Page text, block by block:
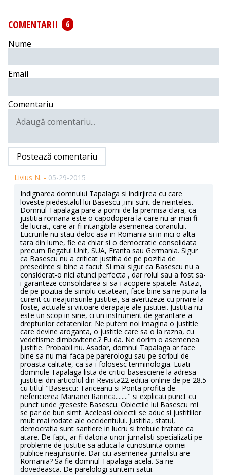
COMENTARII
6
Nume
Email
Comentariu
Postează comentariu
Livius N. - 05-29-2015
Indignarea domnului Tapalaga si indirjirea cu care
loveste piedestalul lui Basescu ,imi sunt de neinteles.
Domnul Tapalaga pare a porni de la premisa clara, ca
justitia romana este o capodopera la care nu ar mai fi
de lucrat, care ar fi intangibila asemenea coranului.
Lucrurile nu stau deloc asa in Romania si in nici o alta
tara din lume, fie ea chiar si o democratie consolidata
precum Regatul Unit, SUA, Franta sau Germania. Sigur
ca Basescu nu a criticat justitia de pe pozitia de
presedinte si bine a facut. Si mai sigur ca Basescu nu a
considerat-o nici atunci perfecta , dar rolul sau a fost sa-
i garanteze consolidarea si sa-i acopere spatele. Astazi,
de pe pozitia de simplu cetatean, face bine sa ne puna la
curent cu neajunsurile justitiei, sa avertizeze cu privire la
foste, actuale si viitoare derapaje ale justitiei. Justitia nu
este un scop in sine, ci un instrument de garantare a
drepturilor cetatenilor. Ne putem noi imagina o justitie
care devine aroganta, o justitie care sa o ia razna, cu
vedetisme dimbovitene.? Eu da. Ne dorim o asemenea
justitie. Probabil nu. Asadar, domnul Tapalaga ar face
bine sa nu mai faca pe parerologu sau pe scribul de
proasta calitate, ca sa-i folosesc terminologia. Luati
domnule Tapalaga lista de critici basesciene la adresa
justitiei din articolul din Revista22 editia online de pe 28.5
cu titlul "Basescu: Tariceanu si Ponta profita de
nefericierea Marianei Rarinca........" si explicati punct cu
punct unde greseste Basescu. Obiectile lui Basescu mi
se par de bun simt. Aceleasi obiectii se aduc si justitiilor
mult mai rodate ale occidentului. Justitia, statul,
democratia sunt santiere in lucru si trebuie tratate ca
atare. De fapt, ar fi datoria unor jurnalisti specializati pe
probleme de justitie sa aduca la cunostiinta opiniei
publice neajunsurile. Dar citi asemenea jurnalisti are
Romania? Sa fie domnul Tapalaga acela. Sa ne
dovedeasca. De parelologi suntem satui.